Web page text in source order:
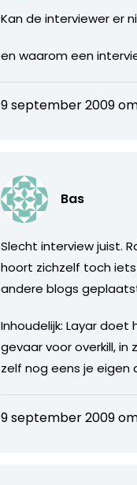
Kan de interviewer er
en waarom een
9 september 2009
Bas
Slecht interview juist.
hoort zichzelf toch
andere blogs
Inhoudelijk: Layar
gevaar voor overkill,
zelf nog eens je eigen
9 september 2009